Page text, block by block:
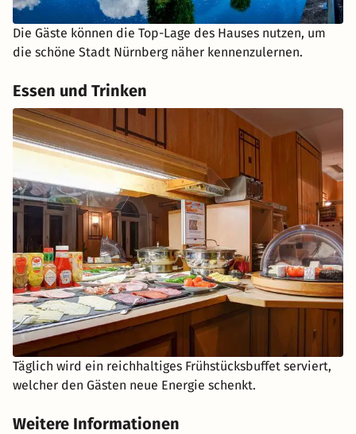
Die Gäste können die Top-Lage des Hauses nutzen, um
die schöne Stadt Nürnberg näher kennenzulernen.
Essen und Trinken
Täglich wird ein reichhaltiges Frühstücksbuffet serviert,
welcher den Gästen neue Energie schenkt.
Weitere Informationen